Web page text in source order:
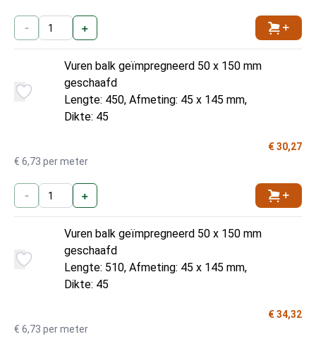
- +
Vuren balk geïmpregneerd 50 x 150 mm
geschaafd
Lengte: 450, Afmeting: 45 x 145 mm,
Dikte: 45
€ 30,27
€ 6,73 per meter
- +
Vuren balk geïmpregneerd 50 x 150 mm
geschaafd
Lengte: 510, Afmeting: 45 x 145 mm,
Dikte: 45
€ 34,32
€ 6,73 per meter